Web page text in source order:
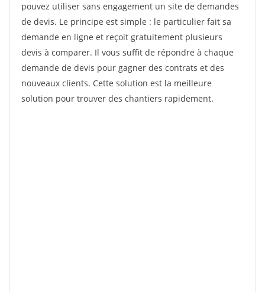
pouvez utiliser sans engagement un site de demandes
de devis. Le principe est simple : le particulier fait sa
demande en ligne et reçoit gratuitement plusieurs
devis à comparer. Il vous suffit de répondre à chaque
demande de devis pour gagner des contrats et des
nouveaux clients. Cette solution est la meilleure
solution pour trouver des chantiers rapidement.